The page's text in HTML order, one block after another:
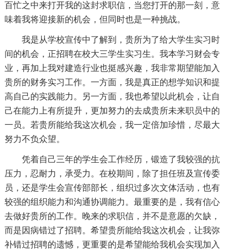
百忙之中来打开我的这封求职信，当您打开的那一刻，意
味着我将迎接新的机会，但同时也是一种挑战。
我是从学校宣传中了解到，贵所为了给大学生实习时
间的机会，正招聘在校大三学生实习生。我本学习财会专
业，再加上我对建造行业也挺感兴趣，我非常期望能加入
贵所的财务实习工作。一方面，我是真正的想学知识和提
高自己的实践能力。另一方面，我也希望以此机会，让自
己在能力上有所提升，更加努力的去成贵所未来职员中的
一员。若贵所能给我这次机会，我一定倍加珍惜，尽最大
努力不负众望。
凭着自己三年的学生会工作经历，锻造了我较强的抗
压力，忍耐力，承受力。在校期间，除了担任班及宣传委
员，还是学生会宣传部部长，组织过多次文体活动，也有
较强的组织能力和沟通协调能力。最重要的是，我有信心
去做好贵所的工作。晚来的求职信，并不是意愿的欠缺，
而是因病错过了招聘。希望贵所能给我这次机会，让我弥
补错过招聘的遗憾，更重要的是希望能给我机会实现加入